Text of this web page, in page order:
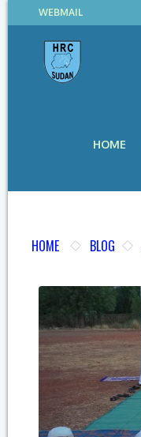
WEBMAIL
HOME
HOME BLOG